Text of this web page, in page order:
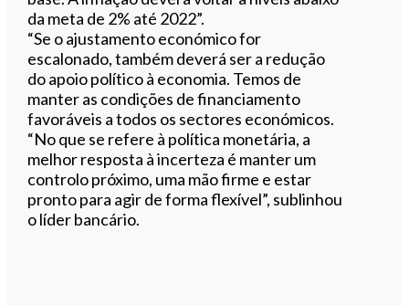
da meta de 2% até 2022”.
“Se o ajustamento económico for
escalonado, também deverá ser a redução
do apoio político à economia. Temos de
manter as condições de financiamento
favoráveis a todos os sectores económicos.
“No que se refere à política monetária, a
melhor resposta à incerteza é manter um
controlo próximo, uma mão firme e estar
pronto para agir de forma flexível”, sublinhou
o líder bancário.